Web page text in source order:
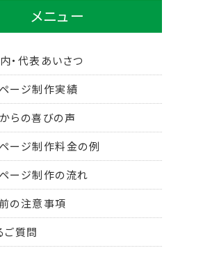
メニュー
・代表あいさつ
ージ制作実績
らの喜びの声
ージ制作料金の例
ージ制作の流れ
の注意事項
ご質問